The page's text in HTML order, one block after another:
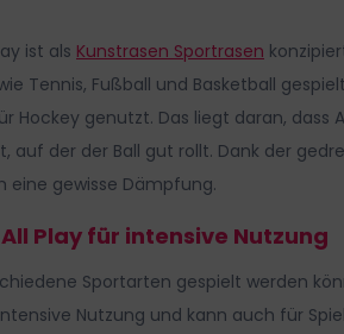
ist als Kunstrasen Sportrasen
Tennis, Fußball und Basketball
Hockey genutzt. Das liegt daran, dass
auf der der Ball gut rollt. Dank der
eine gewisse Dämpfung.
Play für intensive Nutzung
Sportarten gespielt werden
Nutzung und kann auch für